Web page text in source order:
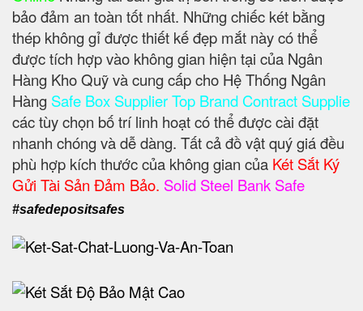
bảo đảm an toàn tốt nhất. Những chiếc két bằng
thép không gỉ được thiết kế đẹp mắt này có thể
được tích hợp vào không gian hiện tại của Ngân
Hàng Kho Quỹ và cung cấp cho Hệ Thống Ngân
Hàng Safe Box Supplier Top Brand Contract Supplie
các tùy chọn bố trí linh hoạt có thể được cài đặt
nhanh chóng và dễ dàng. Tất cả đồ vật quý giá đều
phù hợp kích thước của không gian của Két Sắt Ký
Gửi Tài Sản Đảm Bảo. Solid Steel Bank Safe
#safedepositsafes